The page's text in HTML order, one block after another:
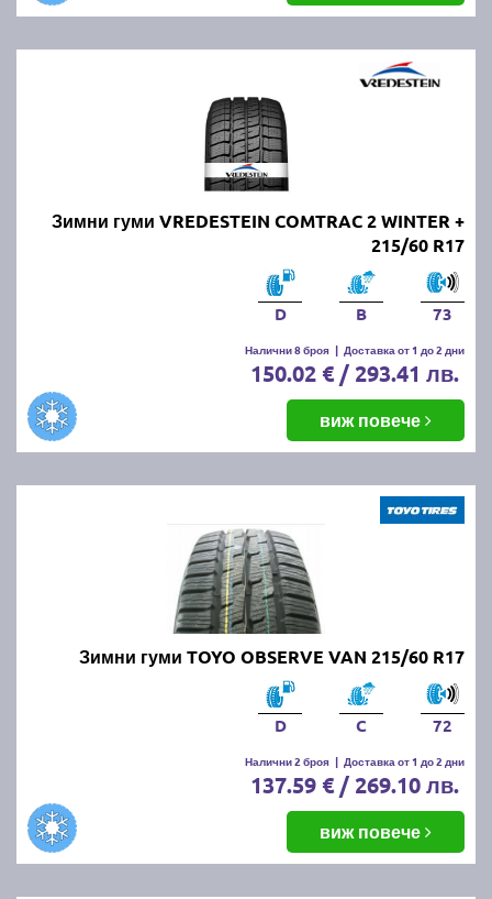
Зимни гуми VREDESTEIN COMTRAC 2 WINTER +
215/60 R17
D B 73
Налични 8 броя | Доставка от 1 до 2 дни
150.02 € / 293.41 лв.
виж повече
Зимни гуми TOYO OBSERVE VAN 215/60 R17
D C 72
Налични 2 броя | Доставка от 1 до 2 дни
137.59 € / 269.10 лв.
виж повече